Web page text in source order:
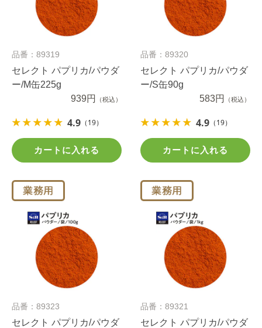
品番：89319
セレクト パプリカ/パウダ
ー/M缶225g
939円
（税込）
4.9 （19）
カートに入れる
品番：89320
セレクト パプリカ/パウダ
ー/S缶90g
583円
（税込）
4.9 （19）
カートに入れる
品番：89323
セレクト パプリカ/パウダ
品番：89321
セレクト パプリカ/パウダ